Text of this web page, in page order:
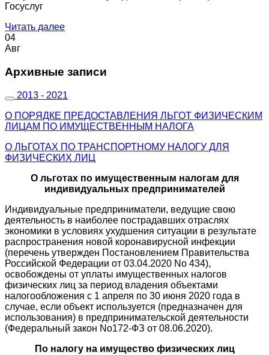
Госуслуг
Читать далее
04
Авг
Архивные записи
2013 - 2021
О ПОРЯДКЕ ПРЕДОСТАВЛЕНИЯ ЛЬГОТ ФИЗИЧЕСКИМ
ЛИЦАМ ПО ИМУЩЕСТВЕННЫМ НАЛОГА
О ЛЬГОТАХ ПО ТРАНСПОРТНОМУ НАЛОГУ ДЛЯ
ФИЗИЧЕСКИХ ЛИЦ
О льготах по имущественным налогам для
индивидуальных предпринимателей
Индивидуальные предприниматели, ведущие свою
деятельность в наиболее пострадавших отраслях
экономики в условиях ухудшения ситуации в результате
распространения новой коронавирусной инфекции
(перечень утвержден Постановлением Правительства
Российской Федерации от 03.04.2020 No 434),
освобождены от уплаты имущественных налогов
физических лиц за период владения объектами
налогообложения с 1 апреля по 30 июня 2020 года в
случае, если объект используется (предназначен для
использования) в предпринимательской деятельности
(Федеральный закон No172-ФЗ от 08.06.2020).
По налогу на имущество физических лиц